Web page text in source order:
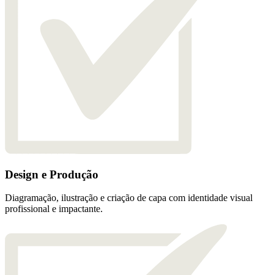
Design e Produção
Diagramação, ilustração e criação de capa com identidade visual
profissional e impactante.